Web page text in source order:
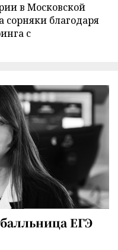
в Московской
сорняки благодаря
с
ЕГЭ